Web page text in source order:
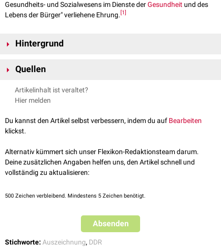
Gesundheits- und Sozialwesens im Dienste derGesundheit und des
Lebens der Bürger" verliehene Ehrung. 1
Hintergrund
11. Dezember, dem Geburtstag von
Tätigkeit, erfolge eine Verleihung
in Bronze (10 Jahre),
in Gold (30 Jahre).
Quellen
https://www.bundesarchiv.de/DE/Content/Downloads/Benutzen/au
02.02.2024
Artikelinhalt ist veraltet?
Hier melden
Du kannst den Artikel selbst verbessern, indem du auf Bearbeiten
klickst.
Alternativ kümmert sich unser Flexikon-Redaktionsteam darum.
Deine zusätzlichen Angaben helfen uns, den Artikel schnell und
vollständig zu aktualisieren:
500 Zeichen verbleibend. Mindestens 5 Zeichen benötigt.
Absenden
Stichworte: Auszeichnung, DDR